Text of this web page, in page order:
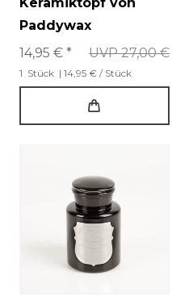
Keramiktopf von
Paddywax
UVP 27,00 €
14,95 € *
1 Stück | 14,95 € / Stück